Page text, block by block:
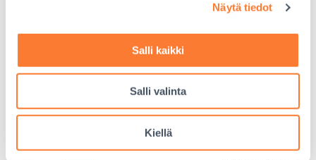
Näytä tiedot
Salli kaikki
Salli valinta
Kiellä